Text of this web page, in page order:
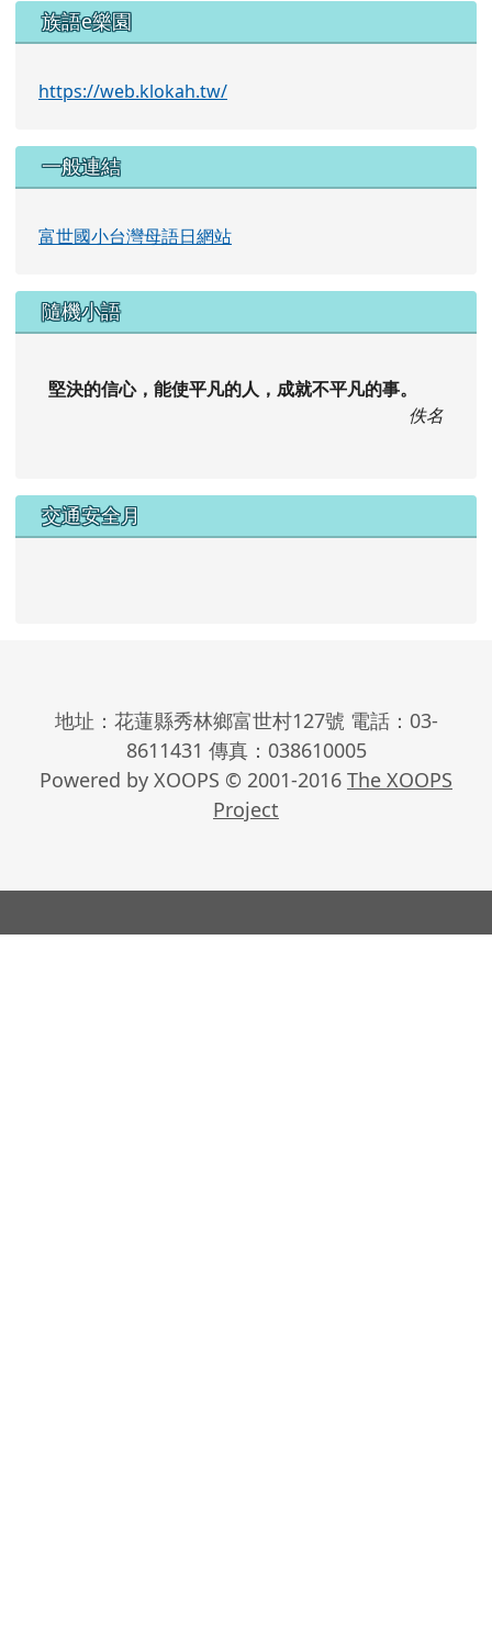
族語e樂園
https://web.klokah.tw/
一般連結
富世國小台灣母語日網站
隨機小語
堅決的信心，能使平凡的人，成就不平凡的事。
佚名
交通安全月
地址：花蓮縣秀林鄉富世村127號 電話：03-
8611431 傳真：038610005
Powered by XOOPS © 2001-2016 The XOOPS
Project